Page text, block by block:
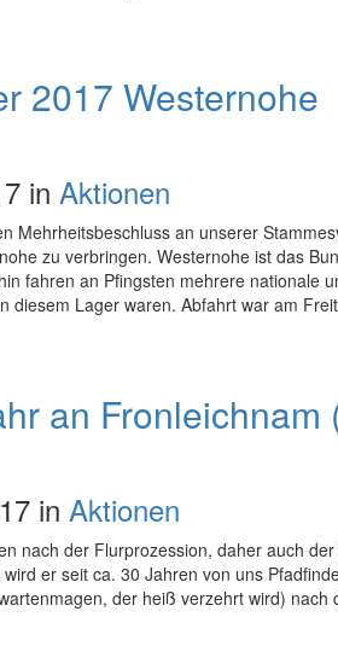
2017 Westernohe
in Aktionen
Mehrheitsbeschluss an unserer
zu verbringen. Westernohe ist das
fahren an Pfingsten mehrere nationale
diesem Lager waren. Abfahrt war am
an Fronleichnam
in Aktionen
nach der Flurprozession, daher auch
er seit ca. 30 Jahren von uns
der heiß verzehrt wird) nach